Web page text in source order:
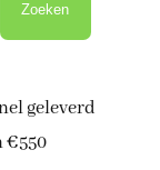
Zoeken
geleverd
€550